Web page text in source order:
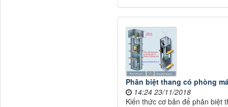
Phân biệt thang có phòng
14:24 23/11/2018
Kiến thức cơ bản để phân biệt